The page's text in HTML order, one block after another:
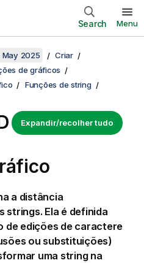
Search Menu
May 2025
Criar
de gráficos
Funções de string
Expandir/recolher tudo
a distância
strings. Ela é definida
de edições de caractere
ou substituições)
uma string na